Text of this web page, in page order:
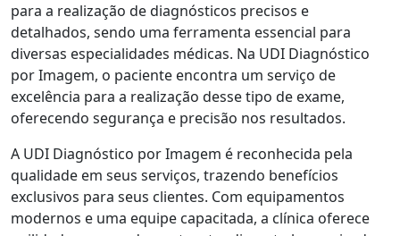
para a realização de diagnósticos precisos e
detalhados, sendo uma ferramenta essencial para
diversas especialidades médicas. Na UDI Diagnóstico
por Imagem, o paciente encontra um serviço de
excelência para a realização desse tipo de exame,
oferecendo segurança e precisão nos resultados.
A UDI Diagnóstico por Imagem é reconhecida pela
qualidade em seus serviços, trazendo benefícios
exclusivos para seus clientes. Com equipamentos
modernos e uma equipe capacitada, a clínica oferece